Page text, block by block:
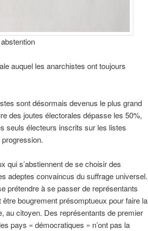
auquel les anarchistes ont toujours
sont désormais devenus le plus grand
des joutes électorales dépasse les 50%,
seuls électeurs inscrits sur les listes
qui s’abstiennent de se choisir des
adeptes convaincus du suffrage universel.
prétendre à se passer de représentants
être bougrement présomptueux pour faire la
au citoyen. Des représentants de premier
pays « démocratiques » n’ont pas la